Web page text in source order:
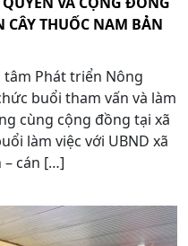
THUỐC NAM BẢN
tâm Phát triển Nông
buổi tham vấn và làm
cùng cộng đồng tại xã
làm việc với UBND xã
– cán […]